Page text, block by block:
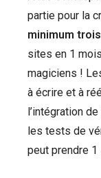
partie pour la
minimum
sites en 1
magiciens !
à écrire et à
l’intégration
les tests de
peut prendre 1